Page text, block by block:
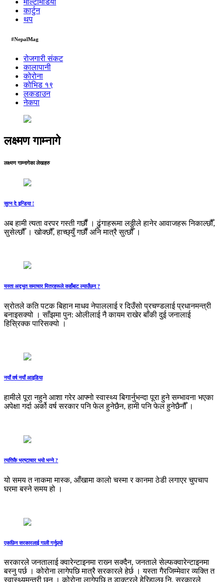
मल्टिमिडिया
कार्टुन
थप
#NepalMag
रोजगारी संकट
कालापानी
कोरोना
कोभिड १९
लकडाउन
नेकपा
लक्ष्मण गाम्नागे
लक्ष्मण गाम्नागेका लेखहरु
सुत्‍न दे इन्डिया !
अब हामी त्यता वरपर गस्ती गर्छौं । ढुंगाहरूमा लठ्ठीले हानेर आवाजहरू निकाल्छौँ,
सुसेल्छौँ । खोक्छौँ, हाच्छ्युँ गर्छौं अनि मात्रै सुत्छौँ ।
यस्ता अद्‍भुत समाचार मित्रहरूले कहाँबाट ल्याउँछन् ?
स्रोतले कति पटक बिहान माधव नेपाललाई र दिउँसो प्रचण्डलाई प्रधानमन्त्री
बनाइसक्यो । साँझमा पुन: ओलीलाई नै कायम राखेर बाँकी दुई जनालाई
हिस्रिक्क पारिसक्यो ।
नयाँ वर्ष नयाँ आइडिया
हामीले पूरा नहुने आशा गरेर आफ्नो स्वास्थ्य बिगार्नुभन्दा पूरा हुने सम्भावना भएका
अपेक्षा गर्दा अर्को वर्ष सरकार पनि फेल हुनेछैन, हामी पनि फेल हुनेछैनौँ ।
त्यत्तिकै भ्रष्टाचार भयो भन्‍ने ?
यो समय त नाकमा मास्क, आँखामा कालो चस्मा र कानमा ठेडी लगाएर चुपचाप
घरमा बस्‍ने समय हो ।
एकछिन सरकारलाई गाली गर्नुपर्‍यो
सरकारले जनतालाई क्‍वारेन्टाइनमा राख्‍न सक्दैन, जनताले सेल्फक्वारेन्टाइनमा
बस्‍नु पर्छ । कोरोना लागेपछि मात्रै सरकारले हेर्छ । यस्ता गैरजिम्मेवार व्यक्ति त
स्वास्थ्यमन्त्री छन् । कोरोना लागेपछि त डाक्टरले हेरिहाल्छ नि, सरकारले